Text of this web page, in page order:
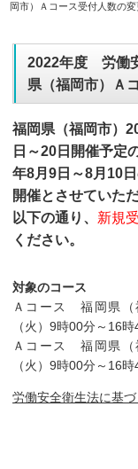
岡市）Ａコース受付人数の
2022年度 労働
県（福岡市）Ａ
福岡県（福岡市）
日～20日開催予定
年8月9日～8月10
開催とさせていた
以下の通り、 新規
ください。
対象のコース
Ａコース 福岡県（
（火）9時00分～16
Ａコース 福岡県（
（火）9時00分～16
労働安全衛生法に基